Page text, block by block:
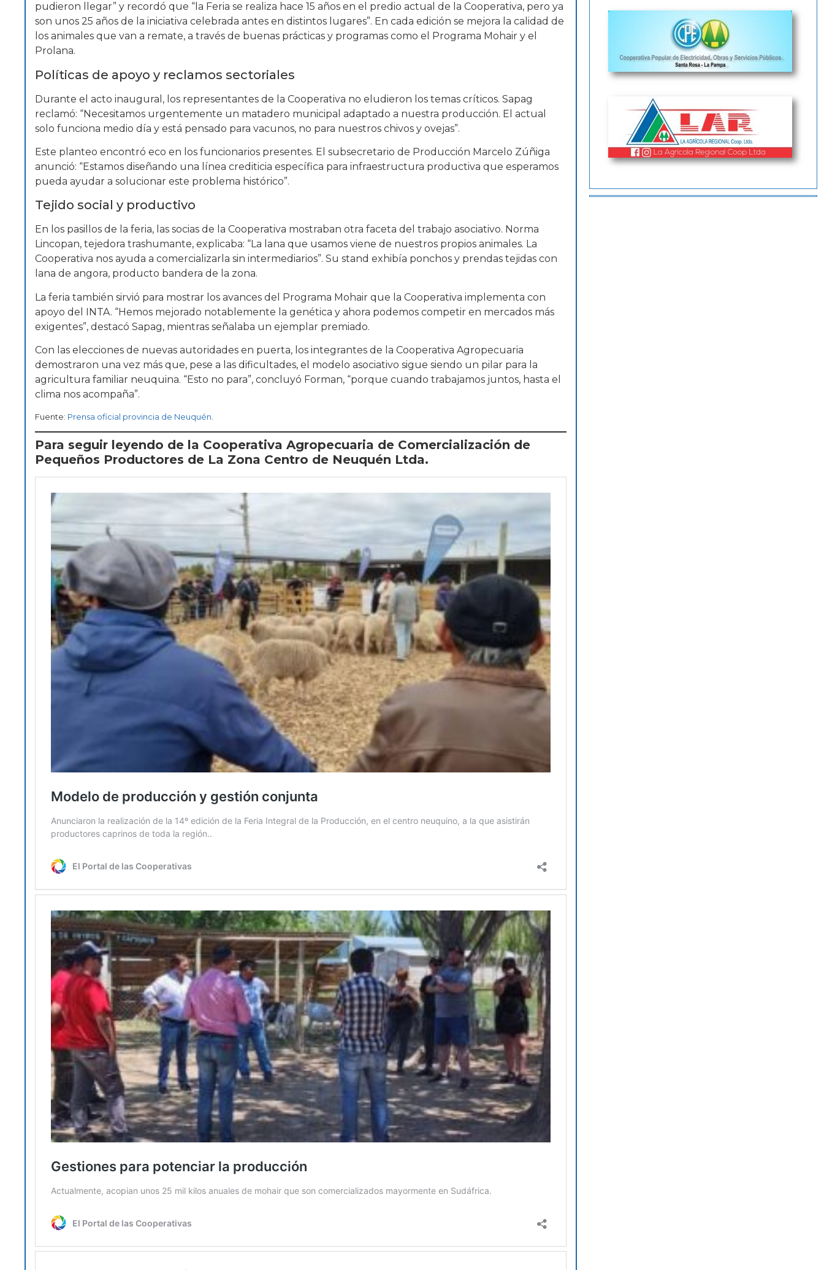
pudieron llegar” y recordó que “la Feria se realiza hace 15 años en el predio actual de la Cooperativa, pero ya
son unos 25 años de la iniciativa celebrada antes en distintos lugares”. En cada edición se mejora la calidad de
los animales que van a remate, a través de buenas prácticas y programas como el Programa Mohair y el
Prolana.
Políticas de apoyo y reclamos sectoriales
Durante el acto inaugural, los representantes de la Cooperativa no eludieron los temas críticos. Sapag
reclamó: “Necesitamos urgentemente un matadero municipal adaptado a nuestra producción. El actual
solo funciona medio día y está pensado para vacunos, no para nuestros chivos y ovejas”.
Este planteo encontró eco en los funcionarios presentes. El subsecretario de Producción Marcelo Zúñiga
anunció: “Estamos diseñando una línea crediticia específica para infraestructura productiva que esperamos
pueda ayudar a solucionar este problema histórico”.
Tejido social y productivo
En los pasillos de la feria, las socias de la Cooperativa mostraban otra faceta del trabajo asociativo. Norma
Lincopan, tejedora trashumante, explicaba: “La lana que usamos viene de nuestros propios animales. La
Cooperativa nos ayuda a comercializarla sin intermediarios”. Su stand exhibía ponchos y prendas tejidas con
lana de angora, producto bandera de la zona.
La feria también sirvió para mostrar los avances del Programa Mohair que la Cooperativa implementa con
apoyo del INTA. “Hemos mejorado notablemente la genética y ahora podemos competir en mercados más
exigentes”, destacó Sapag, mientras señalaba un ejemplar premiado.
Con las elecciones de nuevas autoridades en puerta, los integrantes de la Cooperativa Agropecuaria
demostraron una vez más que, pese a las dificultades, el modelo asociativo sigue siendo un pilar para la
agricultura familiar neuquina. “Esto no para”, concluyó Forman, “porque cuando trabajamos juntos, hasta el
clima nos acompaña”.
Fuente: Prensa oficial provincia de Neuquén
Para seguir leyendo de la Cooperativa Agropecuaria de Comercialización de
Pequeños Productores de La Zona Centro de Neuquén Ltda.